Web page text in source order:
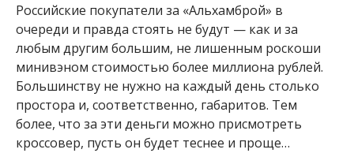
Российские покупатели за «Альхамброй» в
очереди и правда стоять не будут — как и за
любым другим большим, не лишенным роскоши
минивэном стоимостью более миллиона рублей.
Большинству не нужно на каждый день столько
простора и, соответственно, габаритов. Тем
более, что за эти деньги можно присмотреть
кроссовер, пусть он будет теснее и проще…